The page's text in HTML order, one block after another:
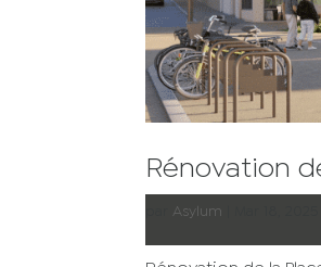
Rénovation
Asylum